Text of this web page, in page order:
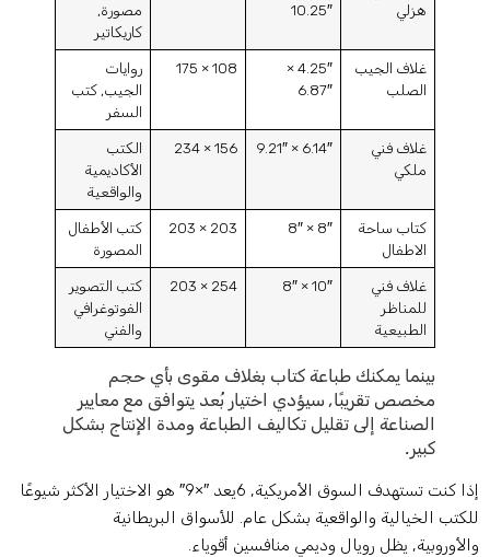
هزلي
10.25″
مصورة,
كاريكاتير
غلاف الجيب
الصلب
4.25″ ×
6.87″
108 × 175
روايات
الجيب, كتب
السفر
غلاف فني
ملكي
6.14″ × 9.21″
156 × 234
الكتب
الأكاديمية
والواقعية
كتاب ساحة
الاطفال
203 × 203
كتب الأطفال
المصورة
غلاف فني
للمناظر
الطبيعية
10″ × 8″
254 × 203
كتب التصوير
الفوتوغرافي
والفني
بينما يمكنك طباعة كتاب بغلاف مقوى بأي حجم
مخصص تقريبًا, سيؤدي اختيار بُعد يتوافق مع معايير
الصناعة إلى تقليل تكاليف الطباعة ومدة الإنتاج بشكل
كبير.
إذا كنت تستهدف السوق الأمريكية, 6يعد ″×9″ هو الاختيار الأكثر شيوعًا
الخيالية والواقعية بشكل عام. للأسواق البريطانية
يظل رويال وديمي منافسين أقوياء.